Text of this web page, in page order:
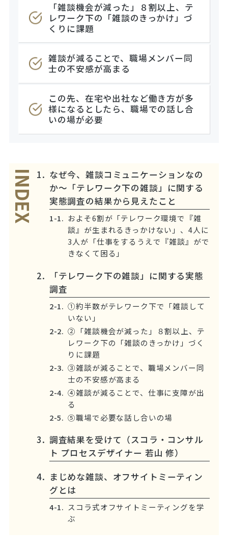
「雑談機会が減った」８割以上、テ
レワーク下の「雑談のきっかけ」づ
くりに課題
雑談が減ることで、職場メンバー同
士の不安感が高まる
この先、在宅や出社など働き方が多
様になるとしたら、職場での話し合
いの場が必要
INDEX
なぜ今、雑談コミュニケーションなの
か～「テレワーク下の雑談」に関する
実態調査の結果から見えたこと
およそ6割が「テレワーク環境で『雑
談』が生まれるきっかけない」、4人に
3人が「仕事をするうえで『雑談』がで
きなくて困る」
「テレワーク下の雑談」に関する実態
調査
①約半数がテレワーク下で「雑談して
いない」
②「雑談機会が減った」８割以上、テ
レワーク下の「雑談のきっかけ」づく
りに課題
③雑談が減ることで、職場メンバー同
士の不安感が高まる
④雑談が減ることで、仕事に支障が出
る
⑤職場で必要な話し合いの場
調査結果を受けて（スコラ・コンサル
ト プロセスデザイナー 若山 修）
まじめな雑談、オフサイトミーティン
グとは
スコラ式オフサイトミーティングを学
ぶ